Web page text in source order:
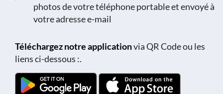
photos de votre téléphone portable et envoyé à
votre adresse e-mail
Téléchargez notre applicationvia QR Code ou les
liens ci-dessous :.